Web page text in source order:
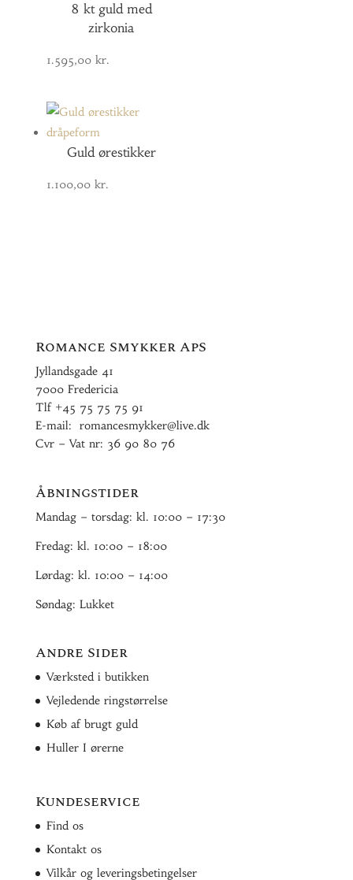
8 kt guld med
zirkonia
1.595,00 kr.
Guld ørestikker
1.100,00 kr.
Romance Smykker ApS
Jyllandsgade 41
7000 Fredericia
Tlf +45 75 75 75 91
E-mail: romancesmykker@live.dk
Cvr – Vat nr: 36 90 80 76
Åbningstider
Mandag – torsdag: kl. 10:00 – 17:30
Fredag: kl. 10:00 – 18:00
Lørdag: kl. 10:00 – 14:00
Søndag: Lukket
Andre Sider
Værksted i butikken
Vejledende ringstørrelse
Køb af brugt guld
Huller I ørerne
Kundeservice
Find os
Kontakt os
Vilkår og leveringsbetingelser